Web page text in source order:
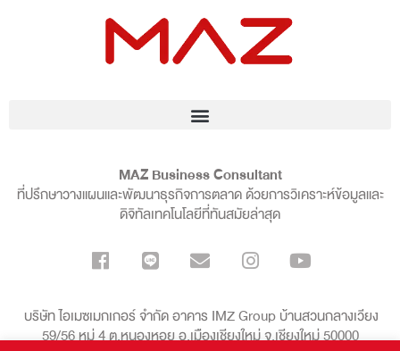
MAZ Business Consultant
ที่ปรึกษาวางแผนและพัฒนาธุรกิจการตลาด ด้วยการวิเคราะห์ข้อมูลและ
ดิจิทัลเทคโนโลยีที่ทันสมัยล่าสุด
บริษัท ไอเมซเมกเกอร์ จำกัด อาคาร IMZ Group บ้านสวนกลางเวียง
59/56 หมู่ 4 ต.หนองหอย อ.เมืองเชียงใหม่ จ.เชียงใหม่ 50000